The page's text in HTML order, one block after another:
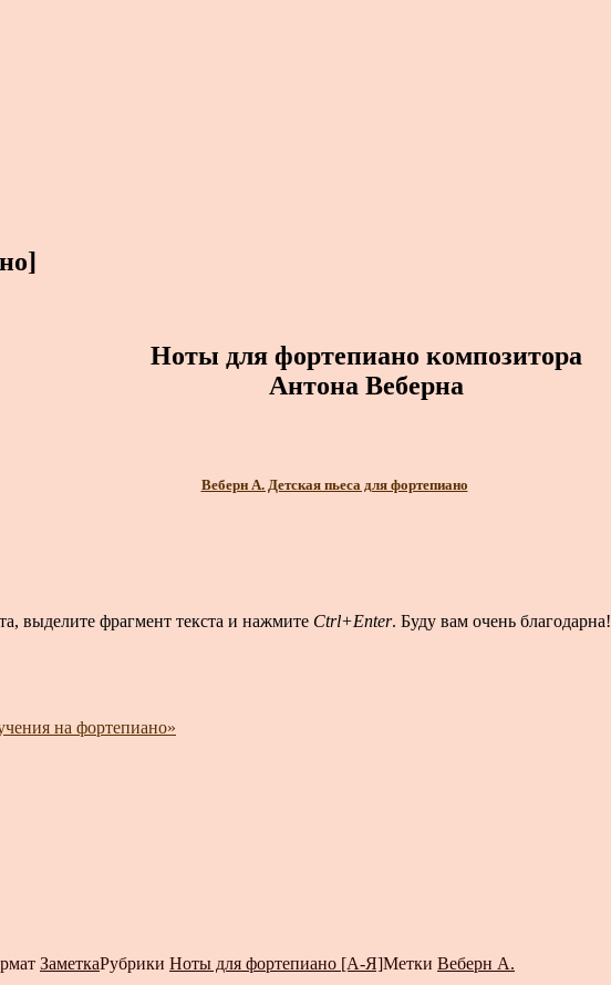
Ноты для фортепиано композитора
Антона Веберна
Веберн А. Детская пьеса для фортепиано
выделите фрагмент текста и нажмите Ctrl+Enter. Буду вам очень благодарна!
на фортепиано»
ЗаметкаРубрики Ноты для фортепиано [А-Я]Метки Веберн А.